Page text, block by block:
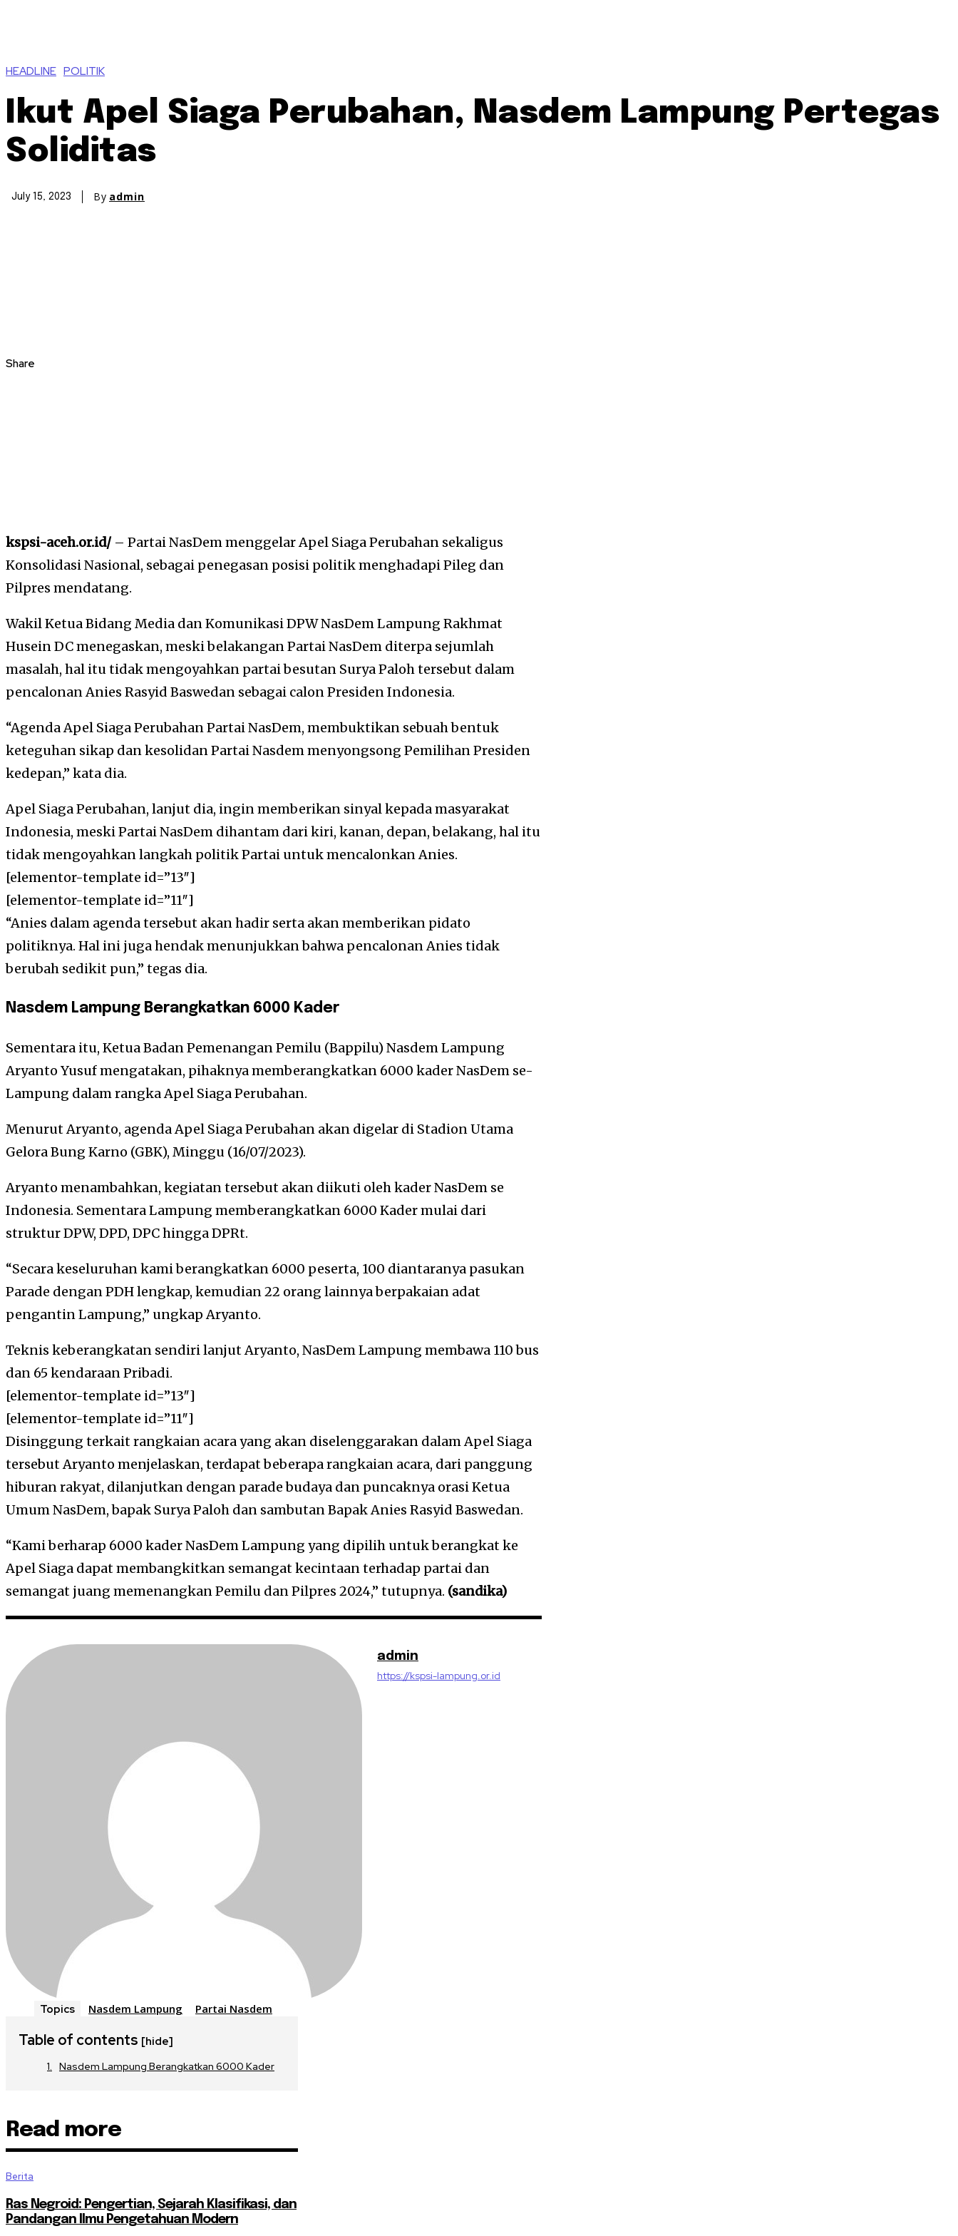
HEADLINE POLITIK
Ikut Apel Siaga Perubahan, Nasdem Lampung Pertegas
Soliditas
July 15, 2023 By admin
Share
kspsi-aceh.or.id/– Partai NasDem menggelar Apel Siaga Perubahan sekaligus
Konsolidasi Nasional, sebagai penegasan posisi politik menghadapi Pileg dan
Pilpres mendatang.
Wakil Ketua Bidang Media dan Komunikasi DPW NasDem Lampung Rakhmat
Husein DC menegaskan, meski belakangan Partai NasDem diterpa sejumlah
masalah, hal itu tidak mengoyahkan partai besutan Surya Paloh tersebut dalam
pencalonan Anies Rasyid Baswedan sebagai calon Presiden Indonesia.
“Agenda Apel Siaga Perubahan Partai NasDem, membuktikan sebuah bentuk
keteguhan sikap dan kesolidan Partai Nasdem menyongsong Pemilihan Presiden
kedepan,” kata dia.
Apel Siaga Perubahan, lanjut dia, ingin memberikan sinyal kepada masyarakat
Indonesia, meski Partai NasDem dihantam dari kiri, kanan, depan, belakang, hal itu
tidak mengoyahkan langkah politik Partai untuk mencalonkan Anies.
[elementor-template id=”13″]
[elementor-template id=”11″]
“Anies dalam agenda tersebut akan hadir serta akan memberikan pidato
politiknya. Hal ini juga hendak menunjukkan bahwa pencalonan Anies tidak
berubah sedikit pun,” tegas dia.
Nasdem Lampung Berangkatkan 6000 Kader
Sementara itu, Ketua Badan Pemenangan Pemilu (Bappilu) Nasdem Lampung
Aryanto Yusuf mengatakan, pihaknya memberangkatkan 6000 kader NasDem se-
Lampung dalam rangka Apel Siaga Perubahan.
Menurut Aryanto, agenda Apel Siaga Perubahan akan digelar di Stadion Utama
Gelora Bung Karno (GBK), Minggu (16/07/2023).
Aryanto menambahkan, kegiatan tersebut akan diikuti oleh kader NasDem se
Indonesia. Sementara Lampung memberangkatkan 6000 Kader mulai dari
struktur DPW, DPD, DPC hingga DPRt.
“Secara keseluruhan kami berangkatkan 6000 peserta, 100 diantaranya pasukan
Parade dengan PDH lengkap, kemudian 22 orang lainnya berpakaian adat
pengantin Lampung,” ungkap Aryanto.
Teknis keberangkatan sendiri lanjut Aryanto, NasDem Lampung membawa 110 bus
dan 65 kendaraan Pribadi.
[elementor-template id=”13″]
[elementor-template id=”11″]
Disinggung terkait rangkaian acara yang akan diselenggarakan dalam Apel Siaga
tersebut Aryanto menjelaskan, terdapat beberapa rangkaian acara, dari panggung
hiburan rakyat, dilanjutkan dengan parade budaya dan puncaknya orasi Ketua
Umum NasDem, bapak Surya Paloh dan sambutan Bapak Anies Rasyid Baswedan.
“Kami berharap 6000 kader NasDem Lampung yang dipilih untuk berangkat ke
Apel Siaga dapat membangkitkan semangat kecintaan terhadap partai dan
semangat juang memenangkan Pemilu dan Pilpres 2024,” tutupnya. (sandika)
admin
https://kspsi-lampung.or.id
Topics Nasdem Lampung Partai Nasdem
Table of contents [hide]
Nasdem Lampung Berangkatkan 6000 Kader
Read more
Berita
Ras Negroid: Pengertian, Sejarah Klasifikasi, dan
Pandangan Ilmu Pengetahuan Modern